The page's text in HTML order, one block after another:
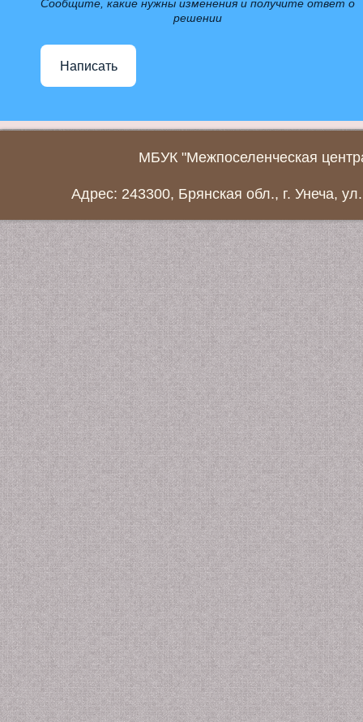
Сообщите, какие нужны изменения и получите ответ о
решении
Написать
МБУК "Межпоселенческая
Адрес: 243300, Брянская обл., г. Унеча,